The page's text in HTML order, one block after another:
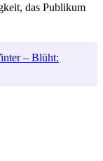
das Publikum
– Blüht: